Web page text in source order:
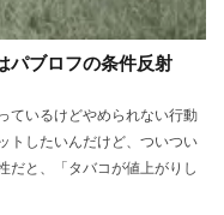
パブロフの条件反射
ているけどやめられない行動
トしたいんだけど、ついつい
だと、「タバコが値上がりし